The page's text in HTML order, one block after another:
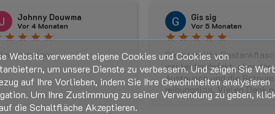
Johnny Douwma
Vor 4 Monaten
starstarstarstar
geholpen
Gis sig
Vor 5 Monaten
starstarstarstarstar
Die bestellte
war leider defekt, aber der
Austausch und die
reibungslos. Vielen Dank
mal für die gute
Website verwendet eigene Cookies und Cookies von
um unsere Dienste zu verbessern. Und zeigen Sie
auf Ihre Vorlieben, indem Sie Ihre Gewohnheiten analysieren
Um Ihre Zustimmung zu seiner Verwendung zu geben,
die Schaltfläche Akzeptieren.